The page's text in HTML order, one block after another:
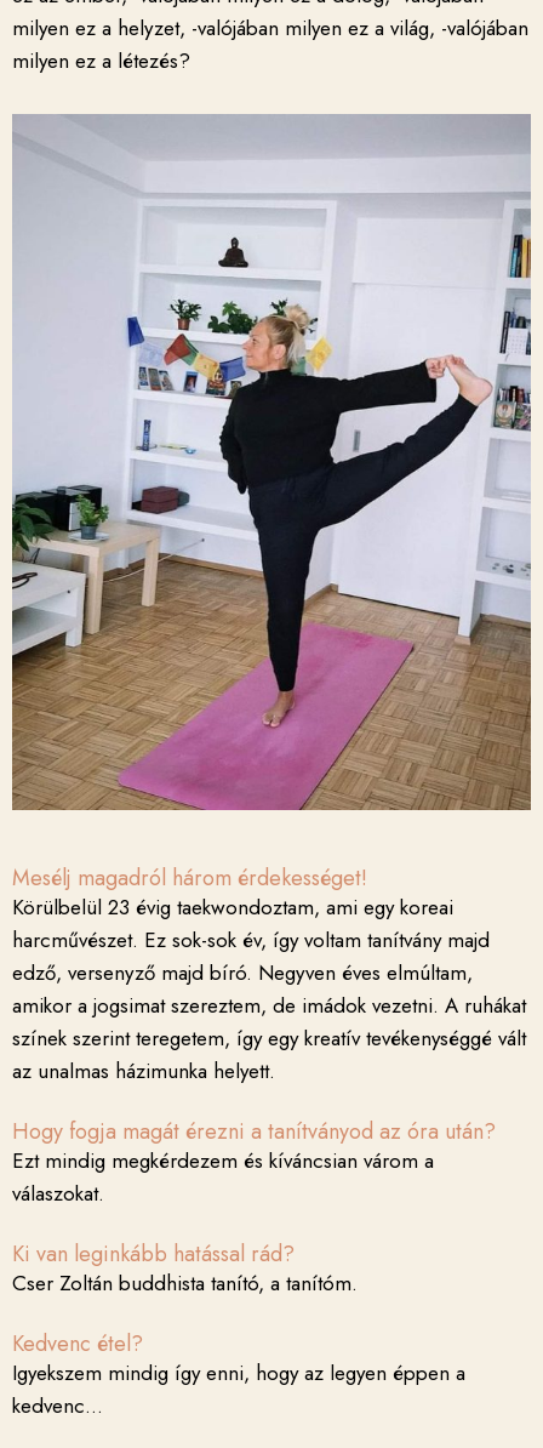
milyen ez a helyzet, -valójában milyen ez a világ, -valójában
milyen ez a létezés?
Mesélj magadról három érdekességet!
Körülbelül 23 évig taekwondoztam, ami egy koreai
harcművészet. Ez sok-sok év, így voltam tanítvány majd
edző, versenyző majd bíró. Negyven éves elmúltam,
amikor a jogsimat szereztem, de imádok vezetni. A ruhákat
színek szerint teregetem, így egy kreatív tevékenységgé vált
az unalmas házimunka helyett.
Hogy fogja magát érezni a tanítványod az óra után?
Ezt mindig megkérdezem és kíváncsian várom a
válaszokat.
Ki van leginkább hatással rád?
Cser Zoltán buddhista tanító, a tanítóm.
Kedvenc étel?
Igyekszem mindig így enni, hogy az legyen éppen a
kedvenc…